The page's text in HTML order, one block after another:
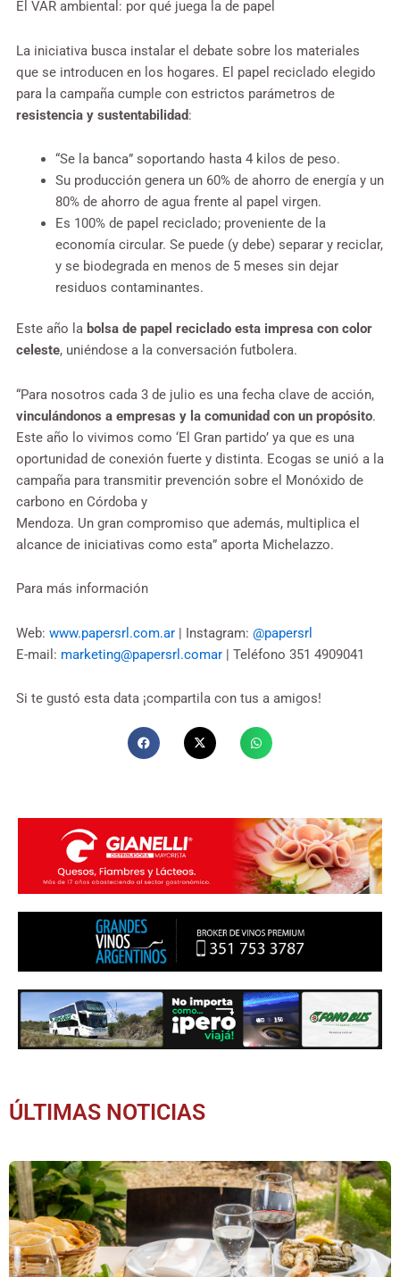
El VAR ambiental: por qué juega la de papel
La iniciativa busca instalar el debate sobre los materiales
que se introducen en los hogares. El papel reciclado elegido
para la campaña cumple con estrictos parámetros de
resistencia y sustentabilidad:
“Se la banca” soportando hasta 4 kilos de peso.
Su producción genera un 60% de ahorro de energía y un
80% de ahorro de agua frente al papel virgen.
Es 100% de papel reciclado; proveniente de la
economía circular. Se puede (y debe) separar y reciclar,
y se biodegrada en menos de 5 meses sin dejar
residuos contaminantes.
Este año la bolsa de papel reciclado esta impresa con color
celeste, uniéndose a la conversación futbolera.
“Para nosotros cada 3 de julio es una fecha clave de acción,
vinculándonos a empresas y la comunidad con un propósito.
Este año lo vivimos como ‘El Gran partido’ ya que es una
oportunidad de conexión fuerte y distinta. Ecogas se unió a la
campaña para transmitir prevención sobre el Monóxido de
carbono en Córdoba y
Mendoza. Un gran compromiso que además, multiplica el
alcance de iniciativas como esta” aporta Michelazzo.
Para más información
Web: www.papersrl.com.ar | Instagram: @papersrl
E-mail: marketing@papersrl.comar | Teléfono 351 4909041
Si te gustó esta data ¡compartila con tus a amigos!
ÚLTIMAS NOTICIAS